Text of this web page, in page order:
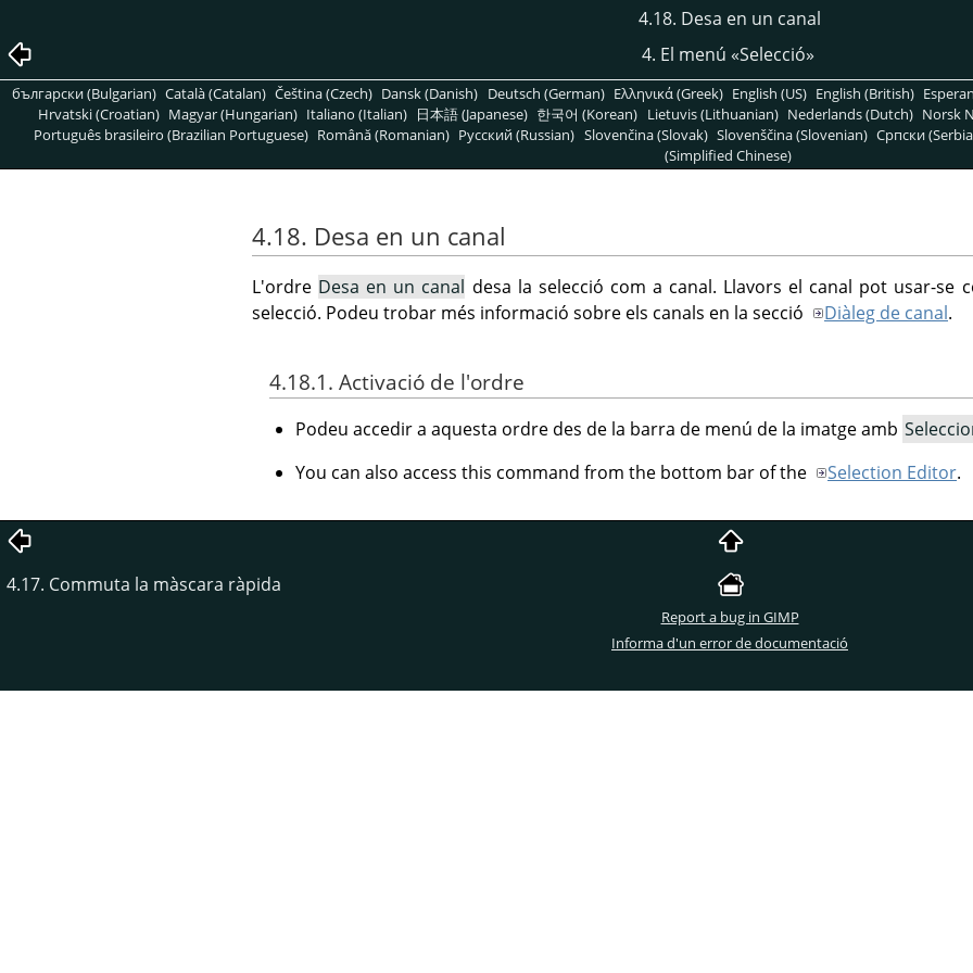
4.18. Desa en un canal
4. El menú «Selecció»
български (Bulgarian) Català (Catalan) Čeština (Czech) Dansk (Danish) Deutsch (German) Ελληνικά (Greek) English (US) English (British)
Hrvatski (Croatian) Magyar (Hungarian) Italiano (Italian) 日本語 (Japanese) 한국어 (Korean) Lietuvis (Lithuanian) Nederlands (Dutch) Norsk
Português brasileiro (Brazilian Portuguese) Română (Romanian) Pусский (Russian) Slovenčina (Slovak) Slovenščina (Slovenian) Српски
(Simplified Chinese)
4.18. Desa en un canal
L'ordre Desa en un canal desa la selecció com a canal. Llavors el canal pot usar-se
selecció. Podeu trobar més informació sobre els canals en la secció
Diàleg de canal.
4.18.1. Activació de l'ordre
Podeu accedir a aquesta ordre des de la barra de menú de la imatge amb
You can also access this command from the bottom bar of the
Selection Editor.
4.17. Commuta la màscara ràpida
Report a bug in GIMP
Informa d'un error de documentació